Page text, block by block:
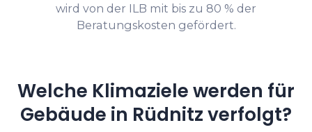
wird von der ILB mit bis zu 80 % der
Beratungskosten gefördert.
Welche Klimaziele werden für
Gebäude in Rüdnitz verfolgt?